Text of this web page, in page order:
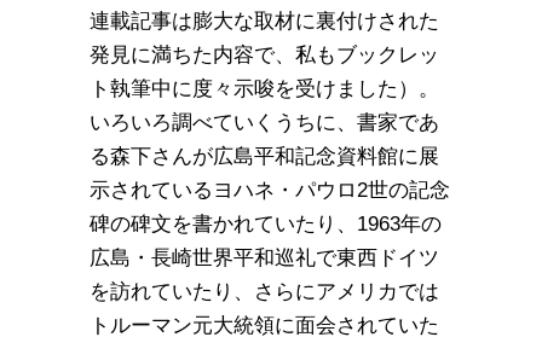
連載記事は膨大な取材に裏付けされた
発見に満ちた内容で、私もブックレッ
ト執筆中に度々示唆を受けました）。
いろいろ調べていくうちに、書家であ
る森下さんが広島平和記念資料館に展
示されているヨハネ・パウロ2世の記念
碑の碑文を書かれていたり、1963年の
広島・長崎世界平和巡礼で東西ドイツ
を訪れていたり、さらにアメリカでは
トルーマン元大統領に面会されていた